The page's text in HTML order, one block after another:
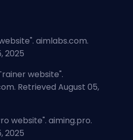
". aimlabs.com.
2025
website".
Retrieved August 05,
website". aiming.pro.
2025